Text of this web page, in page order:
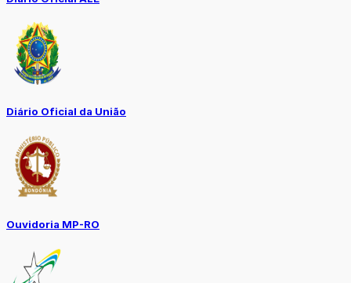
Diário Oficial da União
Ouvidoria MP-RO